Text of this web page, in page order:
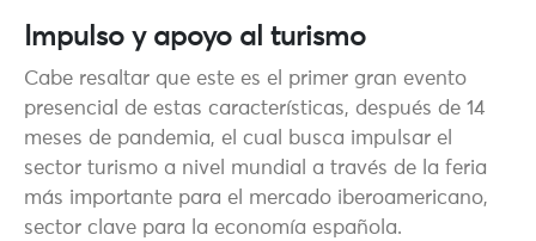
Impulso y apoyo al turismo
Cabe resaltar que este es el primer gran evento
presencial de estas características, después de 14
meses de pandemia, el cual busca impulsar el
sector turismo a nivel mundial a través de la feria
más importante para el mercado iberoamericano,
sector clave para la economía española.